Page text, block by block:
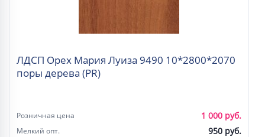
ЛДСП Орех Мария Луиза 9490 10*2800*2070
поры дерева (PR)
Розничная цена 1 000 руб.
Мелкий опт. 950 руб.